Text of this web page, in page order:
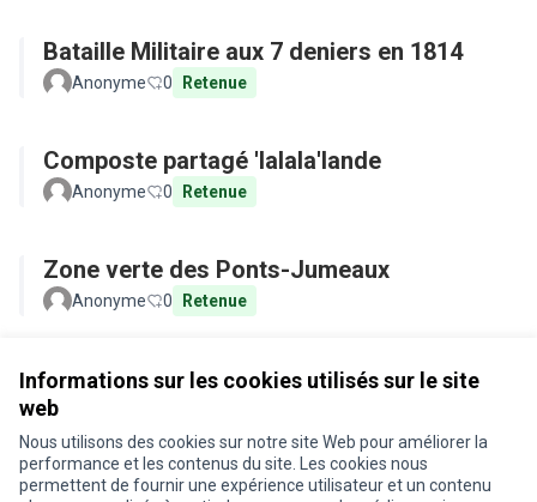
Informations sur les cookies utilisés sur le site
web
Nous utilisons des cookies sur notre site Web pour améliorer la
performance et les contenus du site. Les cookies nous
permettent de fournir une expérience utilisateur et un contenu
Bataille Militaire aux 7 deniers en 1814
Anonyme 0 Retenue
Composte partagé 'lalala'lande
Anonyme 0 Retenue
Zone verte des Ponts-Jumeaux
Anonyme 0 Retenue
Conditions d'utilisation
Paramètres des cookies
Je participe ! sur X
Je participe ! sur Facebook
Je participe ! sur Instagram